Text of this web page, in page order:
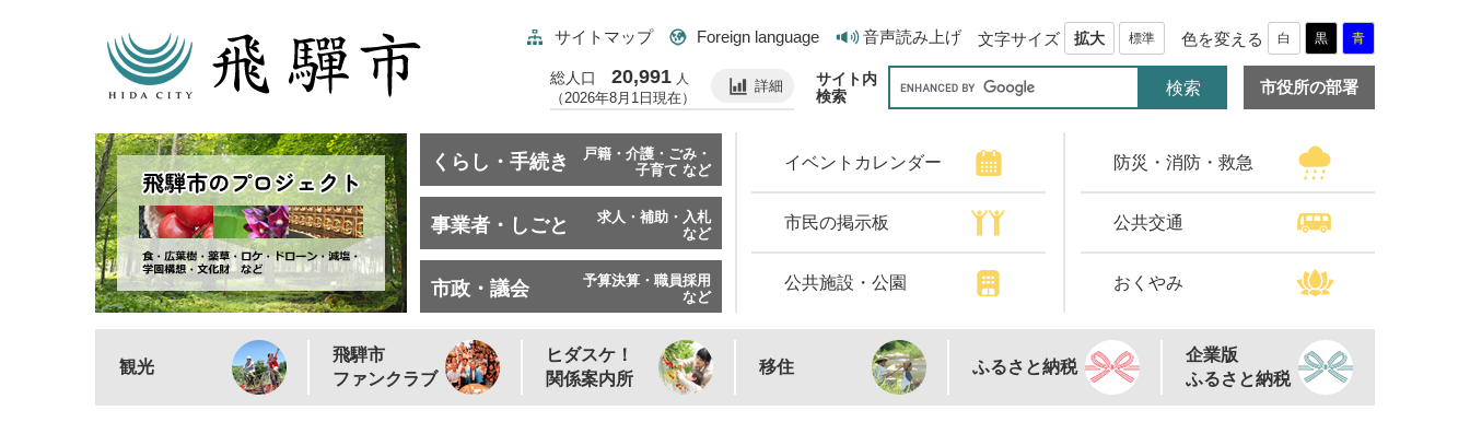
サイトマップ Foreign language 音声読み上げ 文字サイズ 拡大 標準 色を変える 白 黒 青
総人口 20,991 人
（2026年8月1日現在）
詳細
サイト内
検索
市役所の部署
くらし・手続き
戸籍・介護・ごみ・
子育て など
事業者・しごと
求人・補助・入札
など
市政・議会
予算決算・職員採用
など
イベントカレンダー 防災・消防・救急
市民の掲示板 公共交通
公共施設・公園 おくやみ
観光
飛騨市
ファンクラブ
ヒダスケ！
関係案内所
移住 ふるさと納税
企業版
ふるさと納税